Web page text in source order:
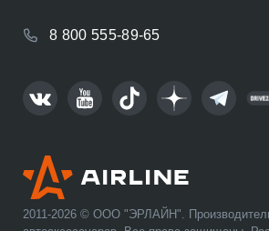
2011-2026 © ООО "ЭРЛАЙН".
8 800 555-89-65